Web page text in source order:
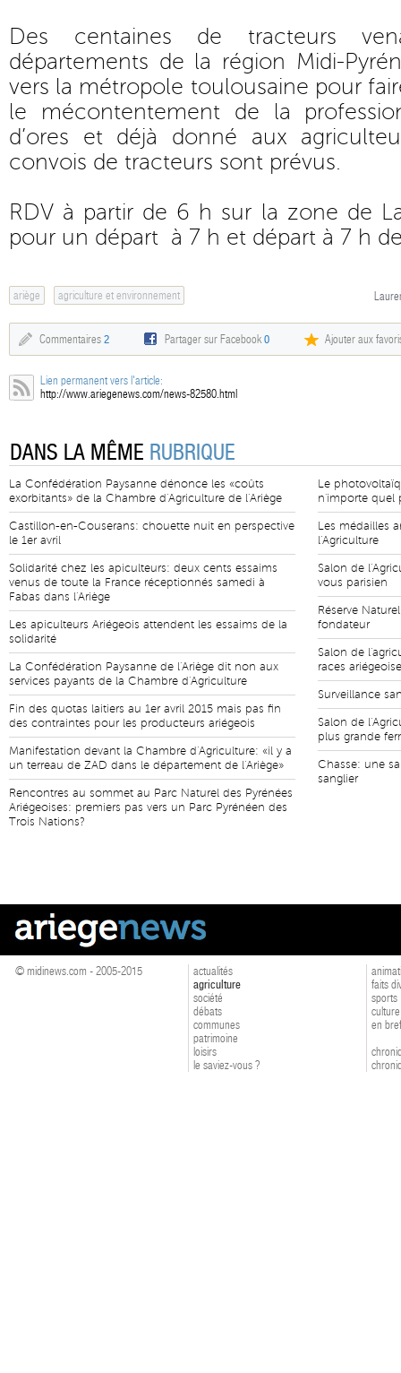
Des centaines de tracteurs
départements de la région Midi-
vers la métropole toulousaine pour
le mécontentement de la
d’ores et déjà donné aux
convois de tracteurs sont prévus.
RDV à partir de 6 h sur la zone de
pour un départ à 7 h et départ à 7 h
ariège agriculture et environnement
Commentaires 2 Partager sur Facebook0 Ajouter aux
Lien permanent vers l'article:
http://www.ariegenews.com/news-82580.html
DANS LA MÊME RUBRIQUE
La Confédération Paysanne dénonce les «coûts
exorbitants» de la Chambre d'Agriculture de l'Ariège
Castillon-en-Couserans: chouette nuit en perspective
le 1er avril
Solidarité chez les apiculteurs: deux cents essaims
venus de toute la France réceptionnés samedi à
Fabas dans l'Ariège
Les apiculteurs Ariégeois attendent les essaims de la
solidarité
La Confédération Paysanne de l'Ariège dit non aux
services payants de la Chambre d'Agriculture
Fin des quotas laitiers au 1er avril 2015 mais pas fin
des contraintes pour les producteurs ariégeois
Manifestation devant la Chambre d'Agriculture: «il y a
un terreau de ZAD dans le département de l'Ariège»
Rencontres au sommet au Parc Naturel des Pyrénées
Ariégeoises: premiers pas vers un Parc Pyrénéen des
Trois Nations?
Le
n'importe quel
Les médailles
l'Agriculture
Salon de
vous parisien
Réserve
fondateur
Salon de
races
Surveillance
Salon de
plus grande
Chasse: une
sanglier
© midinews.com - 2005-2015
actualités
agriculture
société
débats
communes
patrimoine
loisirs
le saviez-vous ?
faits
sports
culture
en bref